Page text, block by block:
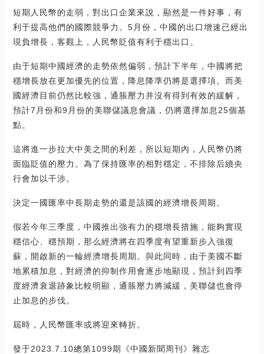
短期人民幣的走弱，對出口企業來說，顯然是一件好事，有
利于提高他們的國際競爭力。5月份，中國的出口增速已經出
現負增長，客觀上，人民幣貶值有利于穩出口。
由于短期中國經濟的走勢依然偏弱，預計下半年，中國將把
穩增長放在更加優先的位置，降息降準仍將是選擇項。而美
國經濟目前仍然比較強，通脹壓力并沒有得到有效的緩解，
預計7月份和9月份的美聯儲議息會議，仍將選擇加息25個基
點。
這將進一步拉大中美之間的利差，所以短期內，人民幣仍將
面臨貶值的壓力。為了保持匯率的相對穩定，不排除后續央
行會加以干涉。
決定一國匯率中長期走勢的還是該國的經濟增長周期。
假若今年三季度，中國推出強有力的穩增長措施，能夠實現
穩信心、穩預期，那么經濟將在四季度有望重新步入強復
蘇，開啟新的一輪經濟增長周期。與此同時，由于美國不斷
地累積加息，對經濟的抑制作用會逐步地顯現，預計到四季
度經濟衰退跡象比較明顯，通脹壓力將減緩，美聯儲也會停
止加息的步伐。
屆時，人民幣匯率或將迎來轉折。
發于2023.7.10總第1099期《中國新聞周刊》雜志